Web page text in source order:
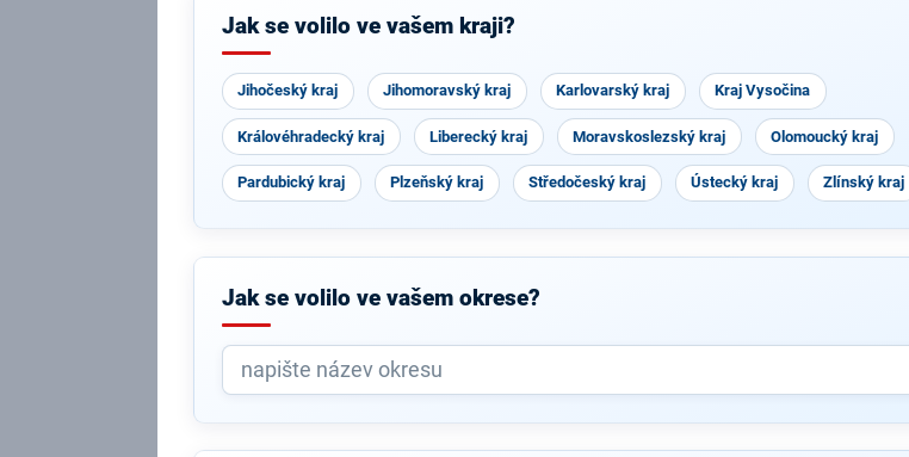
starostů
Jak se volilo ve vašem kraji?
Jihočeský kraj Jihomoravský kraj Karlovarský kraj Kraj Vysočina
Královéhradecký kraj Liberecký kraj Moravskoslezský kraj Olomoucký kraj
Pardubický kraj Plzeňský kraj Středočeský kraj Ústecký kraj Zlínský kraj
Jak se volilo ve vašem okrese?